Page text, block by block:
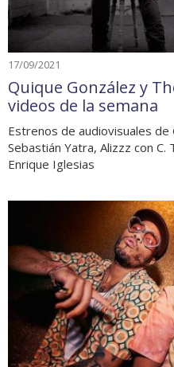
17/09/2021
Quique González y
videos de la semana
Estrenos de audiovisuales de
Sebastián Yatra, Alizzz con C.
Enrique Iglesias